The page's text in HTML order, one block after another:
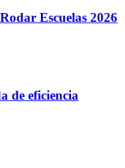
Escuelas 2026
de eficiencia